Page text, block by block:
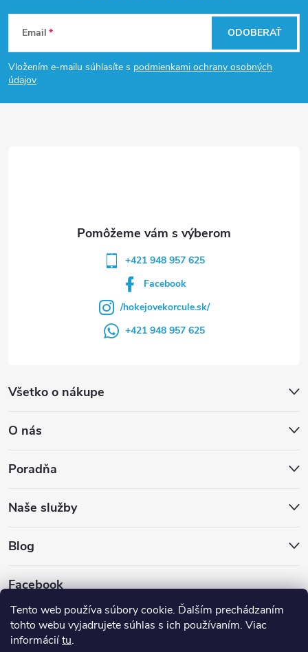
Tento web používa súbory cookie. Ďalším prechádzaním
tohto webu vyjadrujete súhlas s ich používaním. Viac
informáciítu.
Z
á
p
Email
Vložením e-mailu súhlasíte s podmienkami ochrany osobných
údajov
ODOBERAŤ
Všetko o nákupe
O nás
Poradňa
Naše služby
Blog
Facebook
+421 948 957 625
Facebook
/hokejovekorcule.sk/
+421 948 957 625